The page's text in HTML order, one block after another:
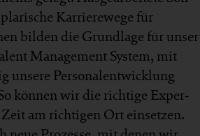
Karriere­wege für
bilden die Grund­lage für unser
Manage­ment System, mit
unsere Personal­entwicklung
können wir die richtige Exper­
am richtigen Ort ein­setzen.